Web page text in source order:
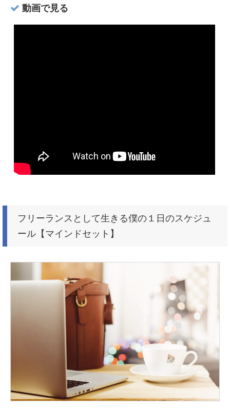
動画で見る
フリーランスとして生きる僕の１日のスケジュ
ール【マインドセット】